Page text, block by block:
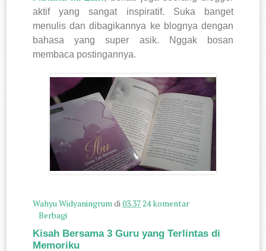
aktif yang sangat inspiratif. Suka banget
menulis dan dibagikannya ke blognya dengan
bahasa yang super asik. Nggak bosan
membaca postingannya.
Wahyu Widyaningrumdi03.3724 komentar
Berbagi
Kisah Bersama 3 Guru yang Terlintas di
Memoriku